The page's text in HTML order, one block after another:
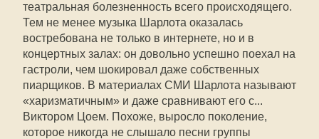
театральная болезненность всего происходящего.
Тем не менее музыка Шарлота оказалась
востребована не только в интернете, но и в
концертных залах: он довольно успешно поехал на
гастроли, чем шокировал даже собственных
пиарщиков. В материалах СМИ Шарлота называют
«харизматичным» и даже сравнивают его с...
Виктором Цоем. Похоже, выросло поколение,
которое никогда не слышало песни группы